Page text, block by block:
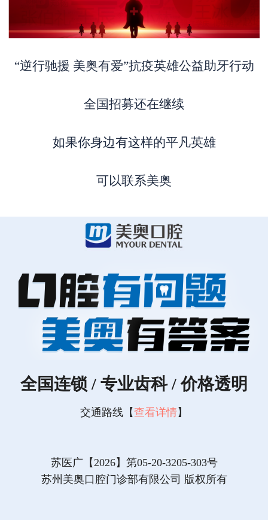
“逆行驰援 美奥有爱”抗疫英雄公益助牙行动
全国招募还在继续
如果你身边有这样的平凡英雄
可以联系美奥
全国连锁 / 专业齿科 / 价格透明
交通路线【查看详情】
苏医广【2026】第05-20-3205-303号
苏州美奥口腔门诊部有限公司 版权所有